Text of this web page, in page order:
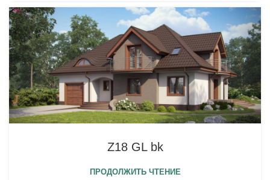
Z18 GL bk
ПРОДОЛЖИТЬ ЧТЕНИЕ